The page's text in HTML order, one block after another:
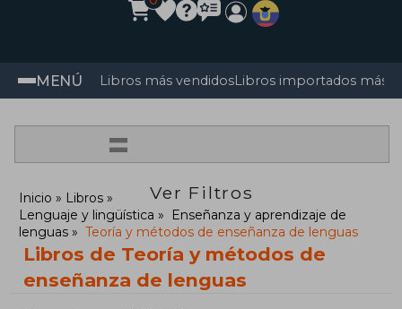
MENÚ Libros más vendidosLibros importados más
=
Ver Filtros
Inicio
Libros
Lenguaje y lingüística
Enseñanza y aprendizaje de
lenguas
Teoría y métodos de enseñanza de lenguas
Libros de Teoría y métodos de
enseñanza de lenguas